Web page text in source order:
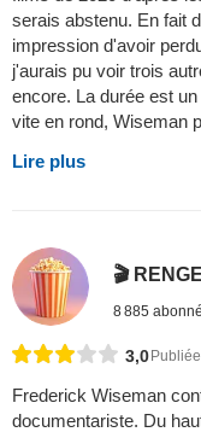
serais abstenu. En fait
impression d'avoir
j'aurais pu voir trois
encore. La durée est
vite en rond, Wiseman
Lire plus
🎬
8 885
3,0
Frederick Wiseman
documentariste. Du